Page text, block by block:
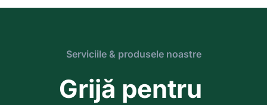
Serviciile & produsele noastre
Grijă pentru